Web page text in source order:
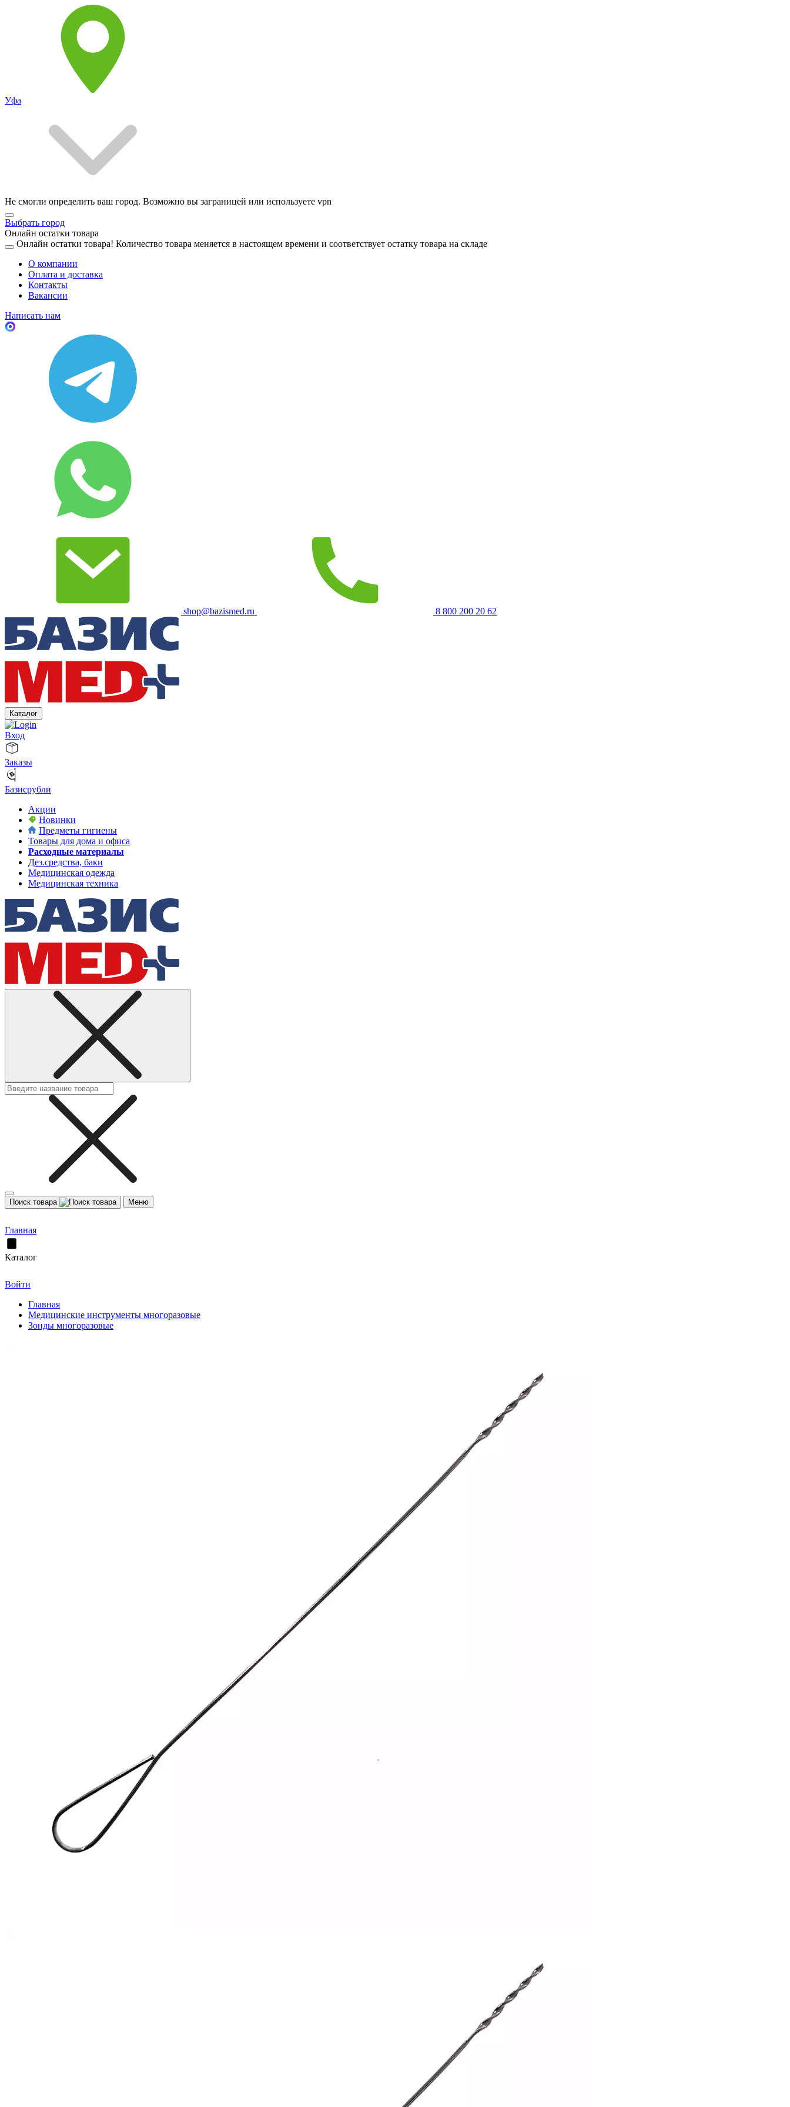
Уфа
Не смогли определить ваш город. Возможно вы заграницей или используете vpn
Выбрать город
Онлайн остатки товара
Онлайн остатки товара! Количество товара меняется в настоящем времени и соответствует остатку товара на складе
О компании
Оплата и доставка
Контакты
Вакансии
Написать нам
shop@bazismed.ru 8 800 200 20 62
Каталог
Вход
Заказы
Базисрубли
Акции
Новинки
Предметы гигиены
Товары для дома и офиса
Расходные материалы
Дез.средства, баки
Медицинская одежда
Медицинская техника
Поиск товара Меню
Главная
Каталог
Войти
Главная
Медицинские инструменты многоразовые
Зонды многоразовые